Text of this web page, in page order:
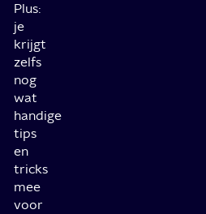
Plus:
je
krijgt
zelfs
nog
wat
handige
tips
en
tricks
mee
voor